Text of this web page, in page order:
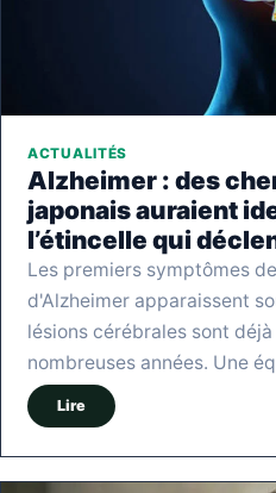
ACTUALITÉS
Alzheimer : des
japonais auraient
l’étincelle qui
Les premiers symptômes
d'Alzheimer apparaissent
lésions cérébrales sont
nombreuses années. Une
Lire